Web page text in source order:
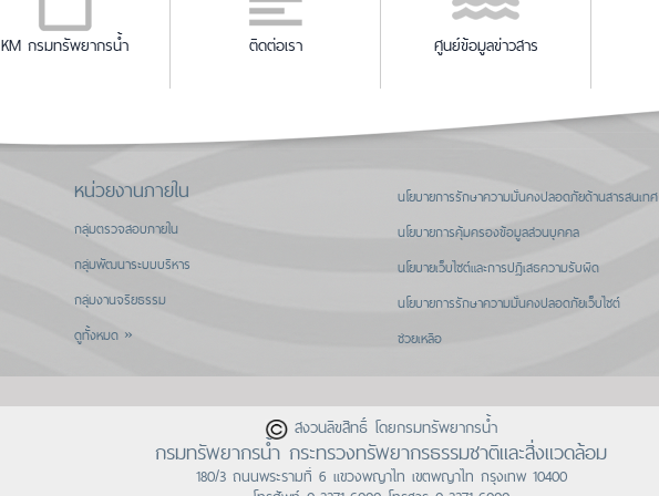
KM กรมทรัพยากรน้ำ ติดต่อเรา ศูนย์ข้อมูลข่าวสาร
หน่วยงานภายใน
กลุ่มตรวจสอบภายใน
กลุ่มพัฒนาระบบบริหาร
กลุ่มงานจริยธรรม
ดูทั้งหมด »
นโยบายการรักษาความมั่นคงปลอดภัยด้านสารสนเทศ
นโยบายการคุ้มครองข้อมูลส่วนบุคคล
นโยบายเว็บไซต์และการปฏิเสธความรับผิด
นโยบายการรักษาความมั่นคงปลอดภัยเว็บไซต์
ช่วยเหลือ
สงวนลิขสิทธิ์ โดยกรมทรัพยากรน้ำ
กรมทรัพยากรน้ำ กระทรวงทรัพยากรธรรมชาติและสิ่งแวดล้อม
180/3 ถนนพระรามที่ 6 แขวงพญาไท เขตพญาไท กรุงเทพ 10400